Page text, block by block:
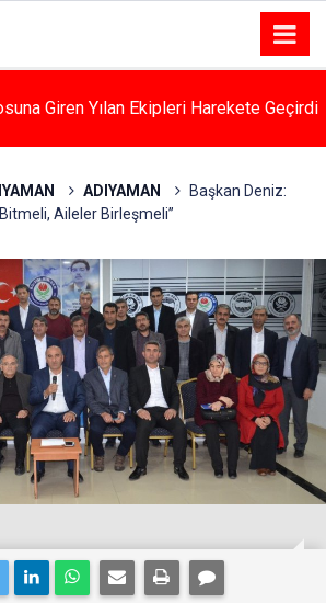
Giren Yılan Ekipleri Harekete Geçirdi
ADIYAMAN
Başkan Deniz:
Aileler Birleşmeli”